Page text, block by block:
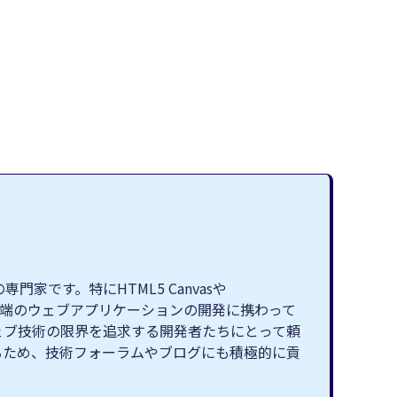
門家です。特にHTML5 Canvasや
のウェブアプリケーションの開発に携わって
技術の限界を追求する開発者たちにとって頼
め、技術フォーラムやブログにも積極的に貢